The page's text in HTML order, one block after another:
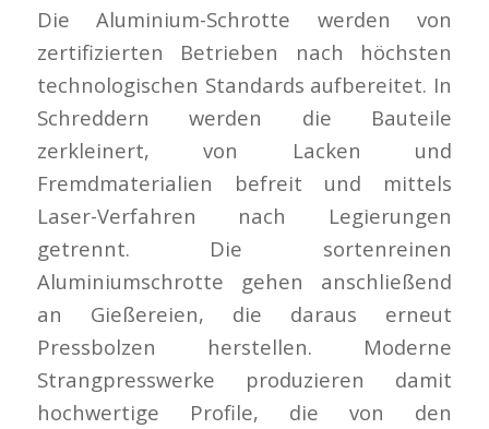
Die Aluminium-Schrotte werden von
zertifizierten Betrieben nach höchsten
technologischen Standards aufbereitet. In
Schreddern werden die Bauteile
zerkleinert, von Lacken und
Fremdmaterialien befreit und mittels
Laser-Verfahren nach Legierungen
getrennt. Die sortenreinen
Aluminiumschrotte gehen anschließend
an Gießereien, die daraus erneut
Pressbolzen herstellen. Moderne
Strangpresswerke produzieren damit
hochwertige Profile, die von den